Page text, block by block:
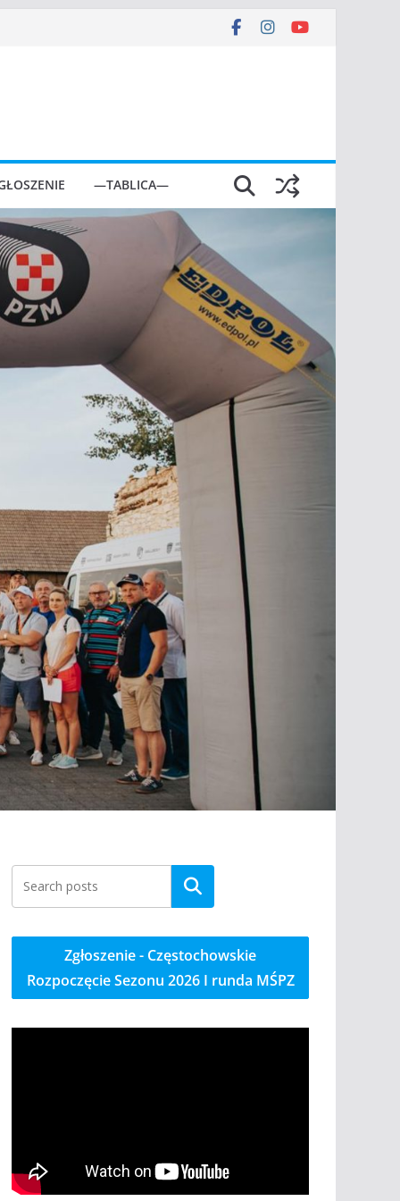
—TABLICA—
Szukaj
Zgłoszenie - Częstochowskie
Rozpoczęcie Sezonu 2026 I runda MŚPZ